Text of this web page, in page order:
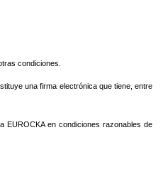
condiciones.
una firma electrónica que tiene, entre
EUROCKA en condiciones razonables de